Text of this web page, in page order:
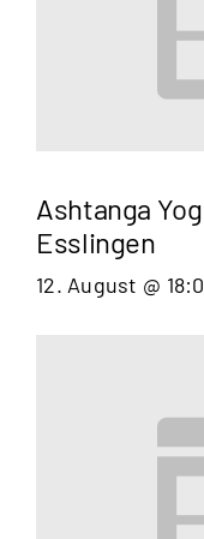
Ashtanga
Esslingen
12. August @